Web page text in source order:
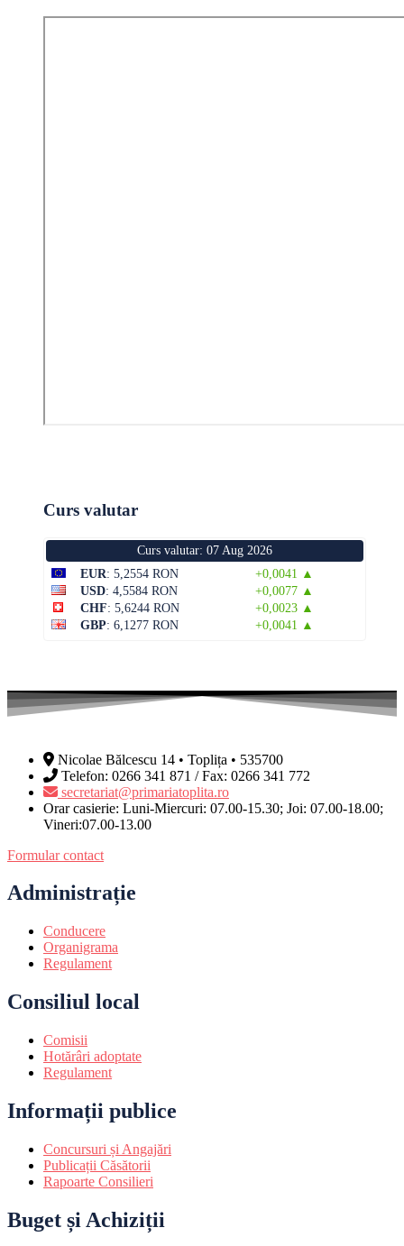
Curs valutar
Curs valutar: 07 Aug 2026
EUR: 5,2554 RON
+0,0041 ▲
USD: 4,5584 RON
+0,0077 ▲
CHF: 5,6244 RON
+0,0023 ▲
GBP: 6,1277 RON +0,0041 ▲
Nicolae Bălcescu 14 • Toplița • 535700
Telefon: 0266 341 871 / Fax: 0266 341 772
secretariat@primariatoplita.ro
Orar casierie: Luni-Miercuri: 07.00-15.30; Joi: 07.00-18.00;
Vineri:07.00-13.00
Formular contact
Administrație
Conducere
Organigrama
Regulament
Consiliul local
Comisii
Hotărâri adoptate
Regulament
Informații publice
Concursuri și Angajări
Publicații Căsătorii
Rapoarte Consilieri
Buget și Achiziții